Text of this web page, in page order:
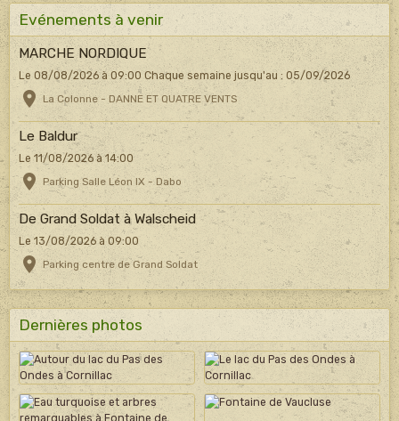
Evénements à venir
MARCHE NORDIQUE
Le 08/08/2026 à 09:00 Chaque semaine jusqu'au : 05/09/2026
La Colonne - DANNE ET QUATRE VENTS
Le Baldur
Le 11/08/2026 à 14:00
Parking Salle Léon IX - Dabo
De Grand Soldat à Walscheid
Le 13/08/2026 à 09:00
Parking centre de Grand Soldat
Dernières photos